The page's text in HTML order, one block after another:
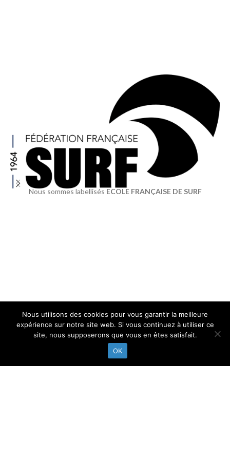
Nous sommes labellisés ECOLE FRANÇAISE DE SURF
Abonne toi à notre newsletter
Nous utilisons des cookies pour vous garantir la meilleure
expérience sur notre site web. Si vous continuez à utiliser ce
site, nous supposerons que vous en êtes satisfait.
OK